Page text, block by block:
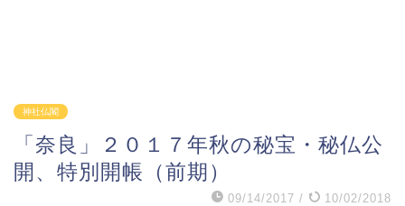
神社仏閣
「奈良」２０１７年秋の秘宝・秘仏公
開、特別開帳（前期）
09/14/2017 / 10/02/2018